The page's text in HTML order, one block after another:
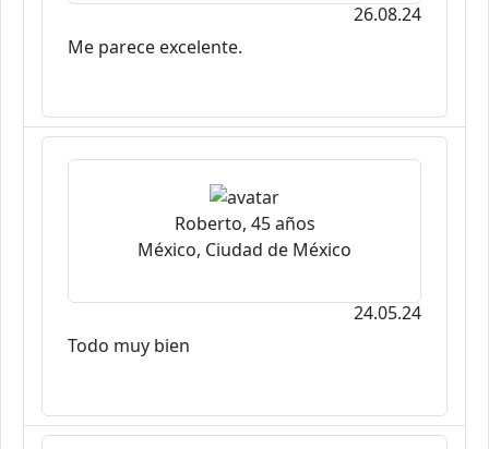
26.08.24
Me parece excelente.
Roberto, 45 años
México, Ciudad de México
24.05.24
Todo muy bien